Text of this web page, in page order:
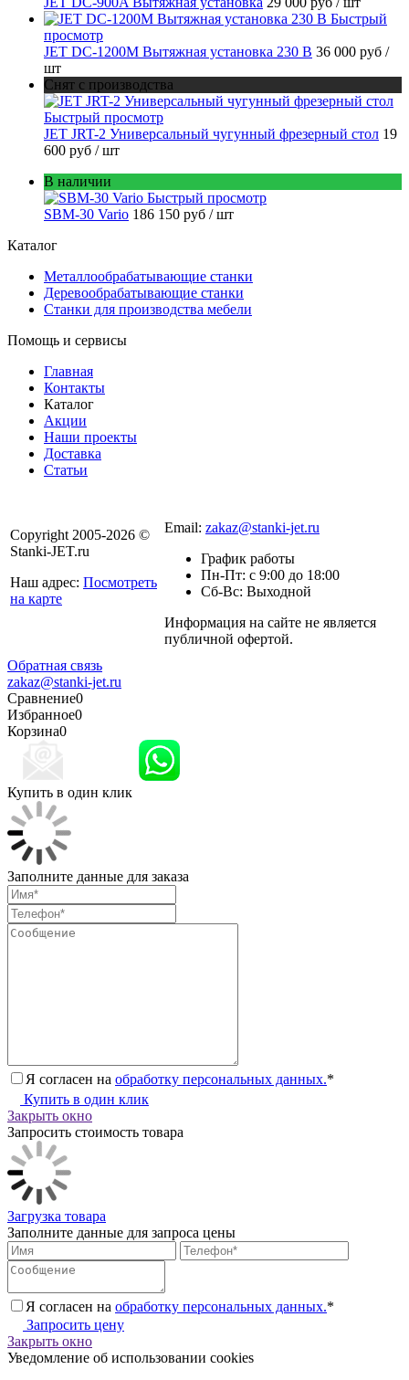
Быстрый
просмотр
JET DC-1200M Вытяжная установка 230 В 36 000 руб /
шт
Снят с производства
Быстрый просмотр
JET JRT-2 Универсальный чугунный фрезерный стол 19
600 руб / шт
В наличии
Быстрый просмотр
SBM-30 Vario 186 150 руб / шт
Каталог
Металлообрабатывающие станки
Деревообрабатывающие станки
Станки для производства мебели
Помощь и сервисы
Главная
Контакты
Каталог
Акции
Наши проекты
Доставка
Статьи
Copyright 2005-2026 ©
Stanki-JET.ru
Наш адрес: Посмотреть
на карте
Email: zakaz@stanki-jet.ru
График работы
Пн-Пт: с 9:00 до 18:00
Сб-Вс: Выходной
Информация на сайте не является
публичной офертой.
Обратная связь
zakaz@stanki-jet.ru
Сравнение0
Избранное0
Корзина0
Купить в один клик
Заполните данные для заказа
Я согласен на обработку персональных данных.*
Купить в один клик
Закрыть окно
Запросить стоимость товара
Загрузка товара
Заполните данные для запроса цены
Я согласен на обработку персональных данных.*
Запросить цену
Закрыть окно
Уведомление об использовании cookies